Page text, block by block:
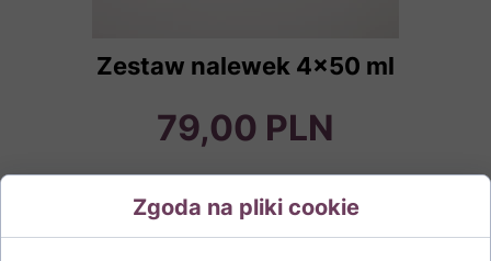
Zestaw nalewek 4x50 ml to idealny wybór dla miłośników
79,00 PLN
Zestaw nalewek 4x50 ml
Zgoda na pliki cookie